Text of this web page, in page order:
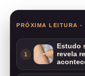
PRÓXIMA LEITURA -
1
Estudo
revela